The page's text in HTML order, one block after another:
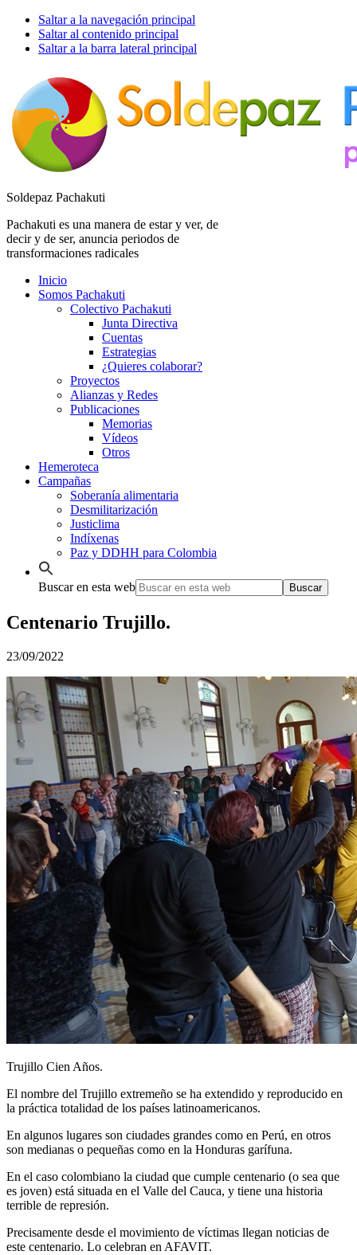
Saltar a la navegación principal
Saltar al contenido principal
Saltar a la barra lateral principal
Soldepaz Pachakuti
Pachakuti es una manera de estar y ver, de
decir y de ser, anuncia periodos de
transformaciones radicales
Inicio
Somos Pachakuti
Colectivo Pachakuti
Junta Directiva
Cuentas
Estrategias
¿Quieres colaborar?
Proyectos
Alianzas y Redes
Publicaciones
Memorias
Vídeos
Otros
Hemeroteca
Campañas
Soberanía alimentaria
Desmilitarización
Justiclima
Indíxenas
Paz y DDHH para Colombia
Buscar en esta web
Centenario Trujillo.
23/09/2022
Trujillo Cien Años.
El nombre del Trujillo extremeño se ha extendido y reproducido en
la práctica totalidad de los países latinoamericanos.
En algunos lugares son ciudades grandes como en Perú, en otros
son medianas o pequeñas como en la Honduras garífuna.
En el caso colombiano la ciudad que cumple centenario (o sea que
es joven) está situada en el Valle del Cauca, y tiene una historia
terrible de represión.
Precisamente desde el movimiento de víctimas llegan noticias de
este centenario. Lo celebran en AFAVIT.